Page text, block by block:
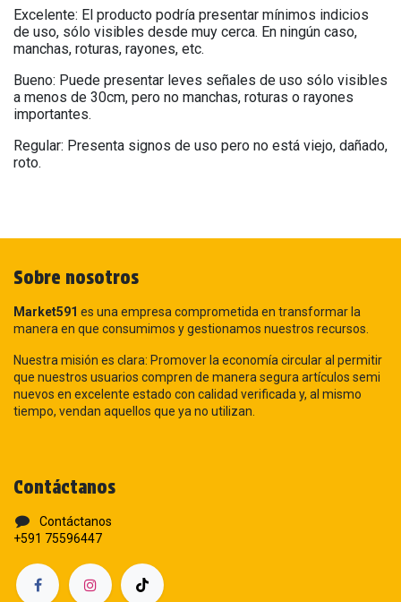
Excelente: El producto podría presentar mínimos indicios
de uso, sólo visibles desde muy cerca. En ningún caso,
manchas, roturas, rayones, etc.
Bueno: Puede presentar leves señales de uso sólo visibles
a menos de 30cm, pero no manchas, roturas o rayones
importantes.
Regular: Presenta signos de uso pero no está viejo, dañado,
roto.
Sobre nosotros
Market591 es una empresa comprometida en transformar la
manera en que consumimos y gestionamos nuestros recursos.
Nuestra misión es clara: Promover la economía circular al permitir
que nuestros usuarios compren de manera segura artículos semi
nuevos en excelente estado con calidad verificada y, al mismo
tiempo, vendan aquellos que ya no utilizan.
Contáctanos
Contáctanos
+591 75596447